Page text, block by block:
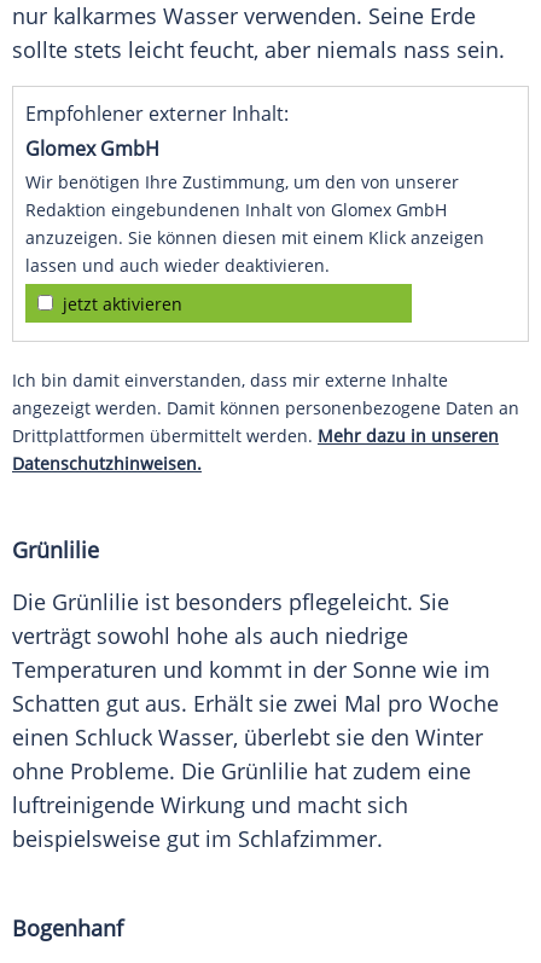
nur kalkarmes Wasser verwenden. Seine Erde
sollte stets leicht feucht, aber niemals nass sein.
Empfohlener externer Inhalt:
Glomex GmbH
Wir benötigen Ihre Zustimmung, um den von unserer
Redaktion eingebundenen Inhalt von Glomex GmbH
anzuzeigen. Sie können diesen mit einem Klick anzeigen
lassen und auch wieder deaktivieren.
jetzt aktivieren
Ich bin damit einverstanden, dass mir externe Inhalte
angezeigt werden. Damit können personenbezogene Daten an
Drittplattformen übermittelt werden. Mehr dazu in unseren
Datenschutzhinweisen.
Grünlilie
Die Grünlilie ist besonders pflegeleicht. Sie
verträgt sowohl hohe als auch niedrige
Temperaturen und kommt in der Sonne wie im
Schatten gut aus. Erhält sie zwei Mal pro Woche
einen Schluck Wasser, überlebt sie den Winter
ohne Probleme. Die Grünlilie hat zudem eine
luftreinigende Wirkung und macht sich
beispielsweise gut im Schlafzimmer.
Bogenhanf